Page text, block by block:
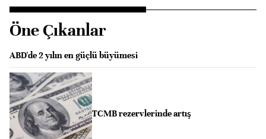
Öne Çıkanlar
ABD'de 2 yılın en güçlü büyümesi
TCMB rezervlerinde artış